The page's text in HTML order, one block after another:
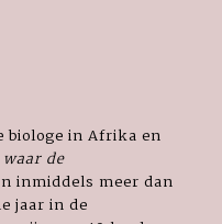
biologe in Afrika en
waar de
inmiddels meer dan
jaar in de